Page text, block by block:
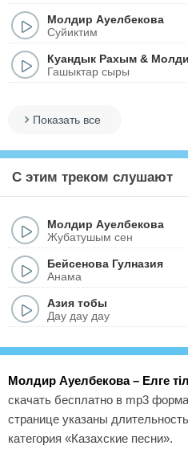
Молдир Ауелбекова
Суйиктим
Куандык Рахым &
Гашыктар сыры
Показать все
С этим треком слушают
Молдир Ауелбекова
Жубатушым сен
Бейсенова Гулназия
Анама
Азия тобы
Дау дау дау
Молдир Ауелбекова – Елге
скачать бесплатно в mp3
странице указаны
категория «Казахские песни».